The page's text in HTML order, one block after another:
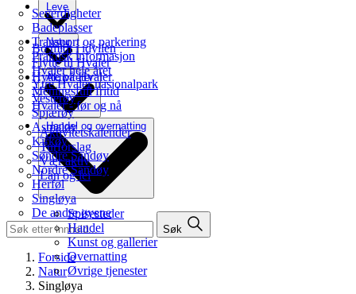
Severdigheter
Badeplasser
Transport og parkering
Praktisk informasjon
Hvaler hele året
Leve
Bo midt i idyllen
Flytte til Hvaler
Hytte på Hvaler
Meningsfull fritid
Hvaler - før og nå
Natur
Ytre Hvaler nasjonalpark
Vesterøy
Spjærøy
Asmaløy
Kirkøy
Søndre Sandøy
Nordre Sandøy
Herføl
Singløya
De andre øyene
Aktiviteter
Aktivitetskalender
Turforslag
Vær aktiv
Lån og lei
Handel og overnatting
Spisesteder
Handel
Kunst og gallerier
Overnatting
Øvrige tjenester
Søk
Forside
Natur
Singløya